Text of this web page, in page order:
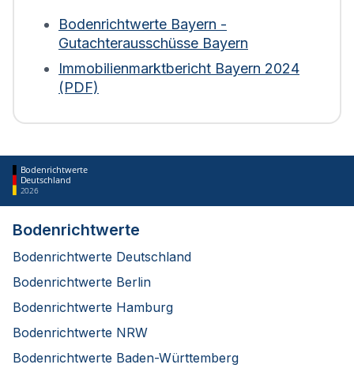
der Immobilie fließen ein. Bei Wohngebäuden wird
die Fläche zudem mit einem Abschlag von 30 %
bewertet. Diese Regelung gilt für die Berechnung
ab 2025.
Bodenrichtwerte Bayern -
Gutachterausschüsse Bayern
Immobilienmarktbericht Bayern 2024
(PDF)
Bodenrichtwerte
Deutschland
2026
Bodenrichtwerte
Bodenrichtwerte Deutschland
Bodenrichtwerte Berlin
Bodenrichtwerte Hamburg
Bodenrichtwerte NRW
Bodenrichtwerte Baden-Württemberg